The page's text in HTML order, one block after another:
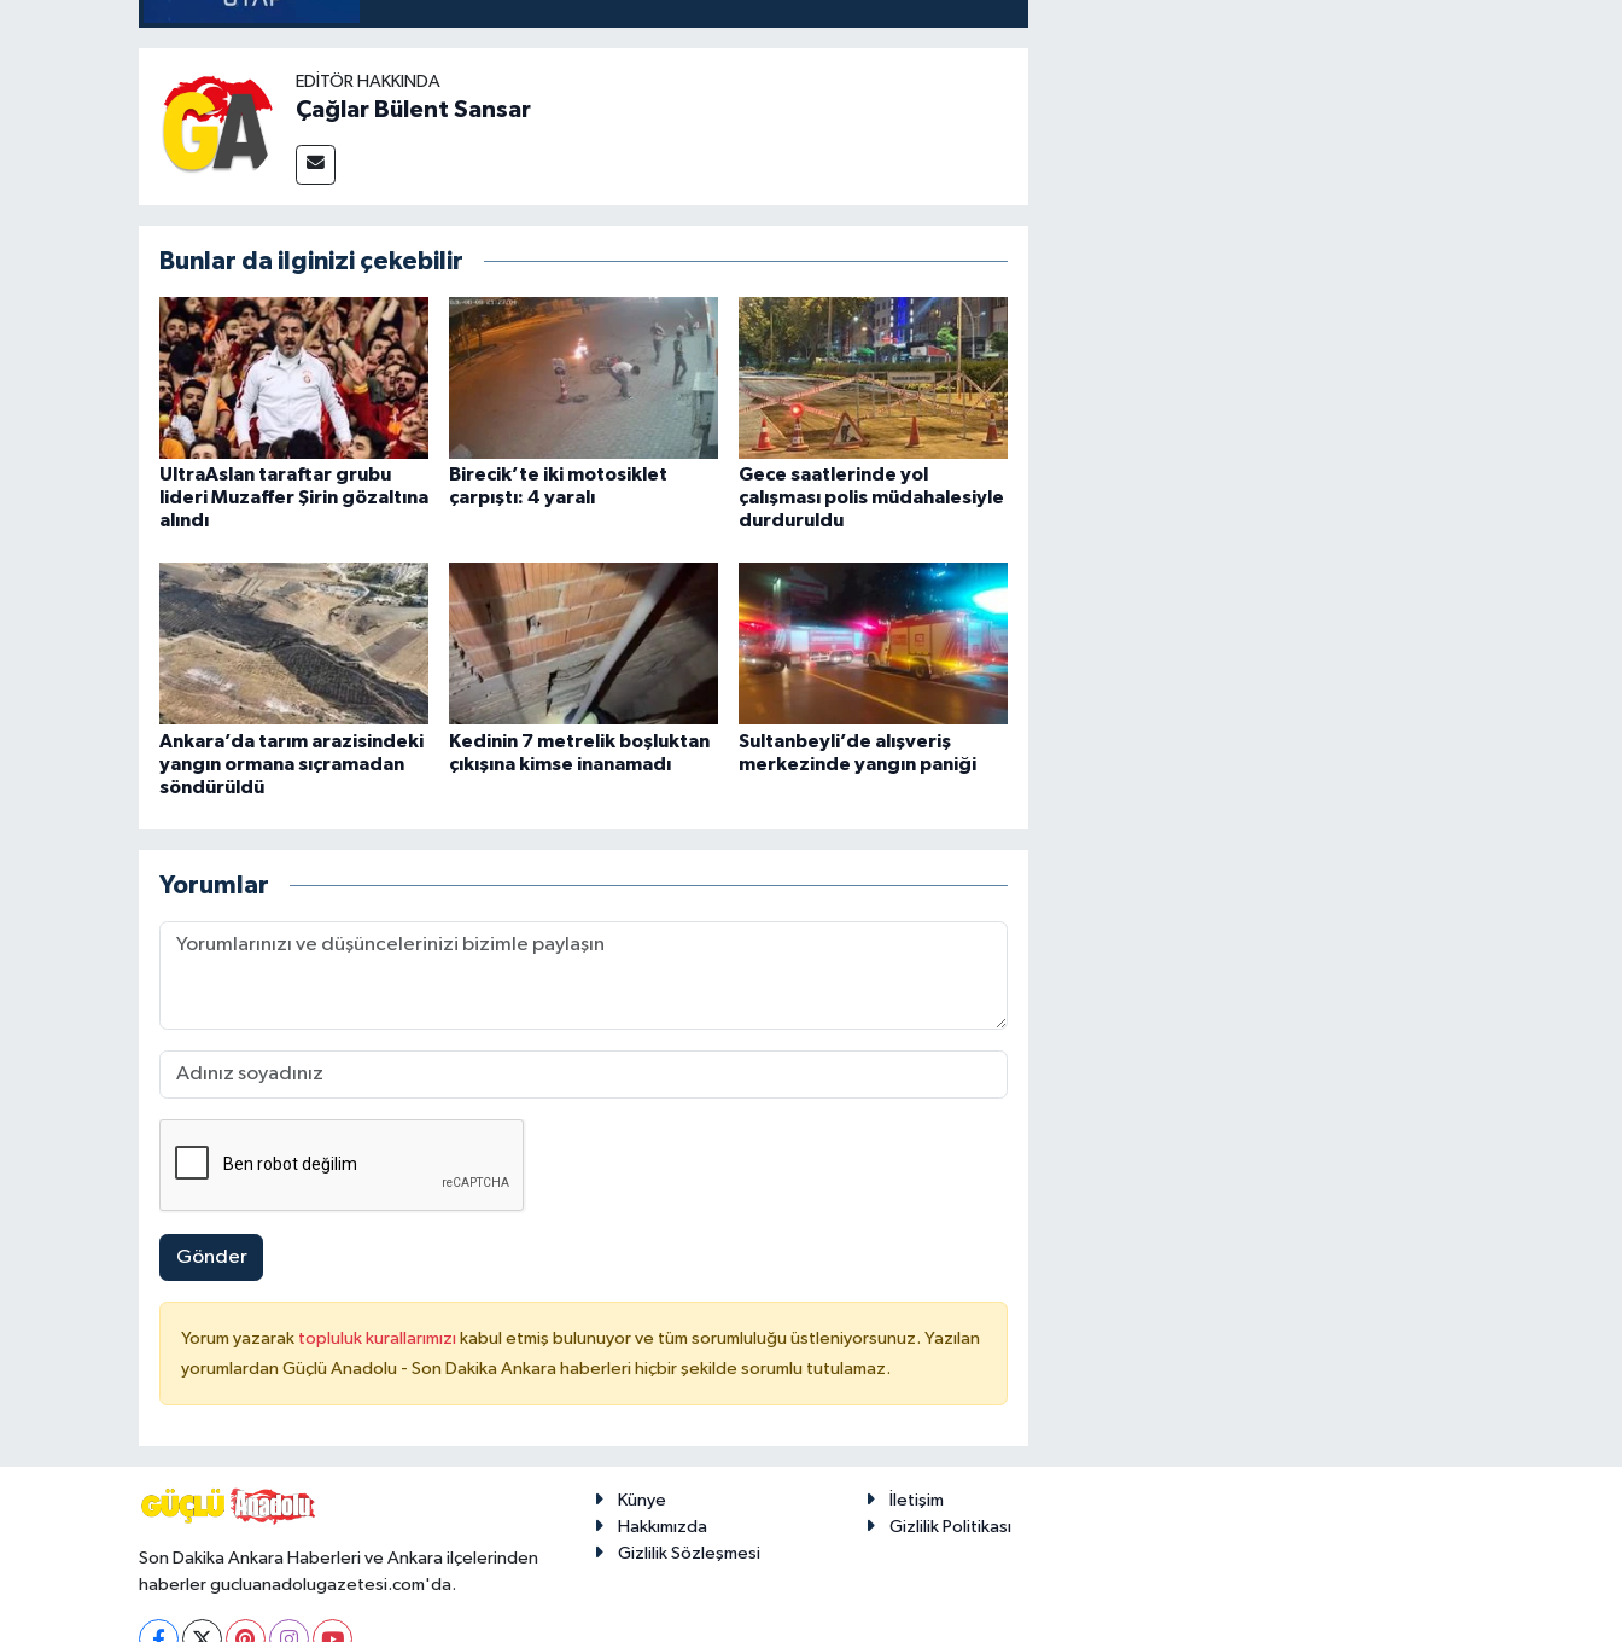
EDITÖR HAKKINDA
Çağlar Bülent Sansar
Bunlar da ilginizi çekebilir
UltraAslan taraftar grubu
lideri Muzaffer Şirin gözaltına
alındı
Birecik’te iki motosiklet
çarpıştı: 4 yaralı
Gece saatlerinde yol
çalışması polis müdahalesiyle
durduruldu
Ankara’da tarım arazisindeki
yangın ormana sıçramadan
söndürüldü
Kedinin 7 metrelik boşluktan
çıkışına kimse inanamadı
Sultanbeyli’de alışveriş
merkezinde yangın paniği
Yorumlar
Gönder
Yorum yazarak topluluk kurallarımızı kabul etmiş bulunuyor ve tüm sorumluluğu üstleniyorsunuz. Yazılan
yorumlardan Güçlü Anadolu - Son Dakika Ankara haberleri hiçbir şekilde sorumlu tutulamaz.
Son Dakika Ankara Haberleri ve Ankara ilçelerinden
haberler gucluanadolugazetesi.com'da.
Künye
İletişim
Hakkımızda
Gizlilik Politikası
Gizlilik Sözleşmesi